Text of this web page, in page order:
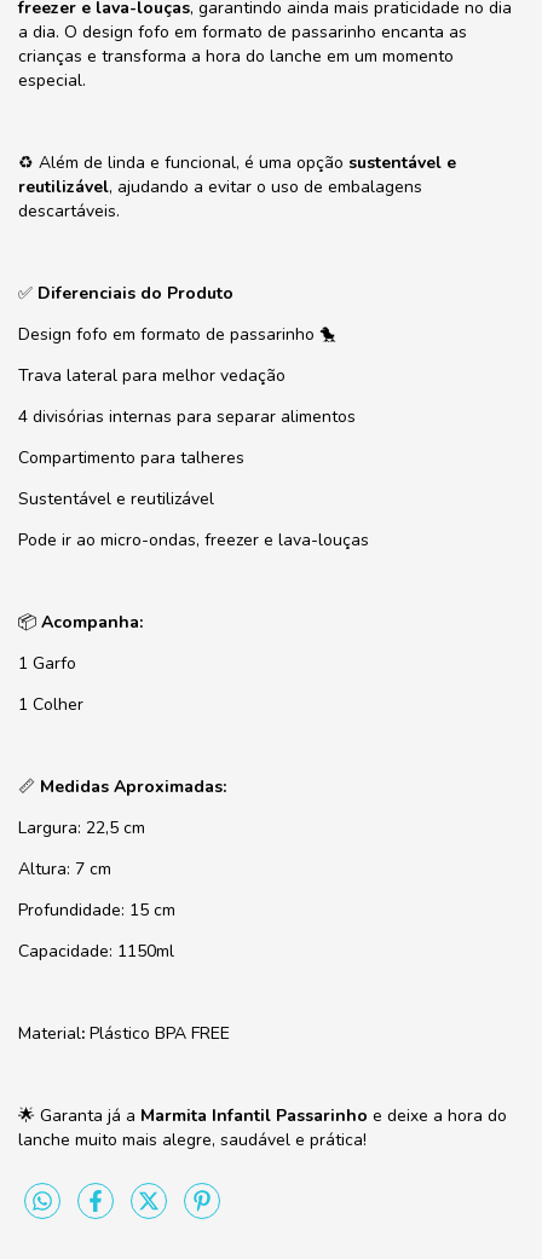
freezer e lava-louças, garantindo ainda mais praticidade no dia
a dia. O design fofo em formato de passarinho encanta as
crianças e transforma a hora do lanche em um momento
especial.
♻️ Além de linda e funcional, é uma opção sustentável e
reutilizável, ajudando a evitar o uso de embalagens
descartáveis.
✅ Diferenciais do Produto
Design fofo em formato de passarinho 🐤
Trava lateral para melhor vedação
4 divisórias internas para separar alimentos
Compartimento para talheres
Sustentável e reutilizável
Pode ir ao micro-ondas, freezer e lava-louças
📦 Acompanha:
1 Garfo
1 Colher
📏 Medidas Aproximadas:
Largura: 22,5 cm
Altura: 7 cm
Profundidade: 15 cm
Capacidade: 1150ml
Material: Plástico BPA FREE
🌟 Garanta já a Marmita Infantil Passarinho e deixe a hora do
lanche muito mais alegre, saudável e prática!